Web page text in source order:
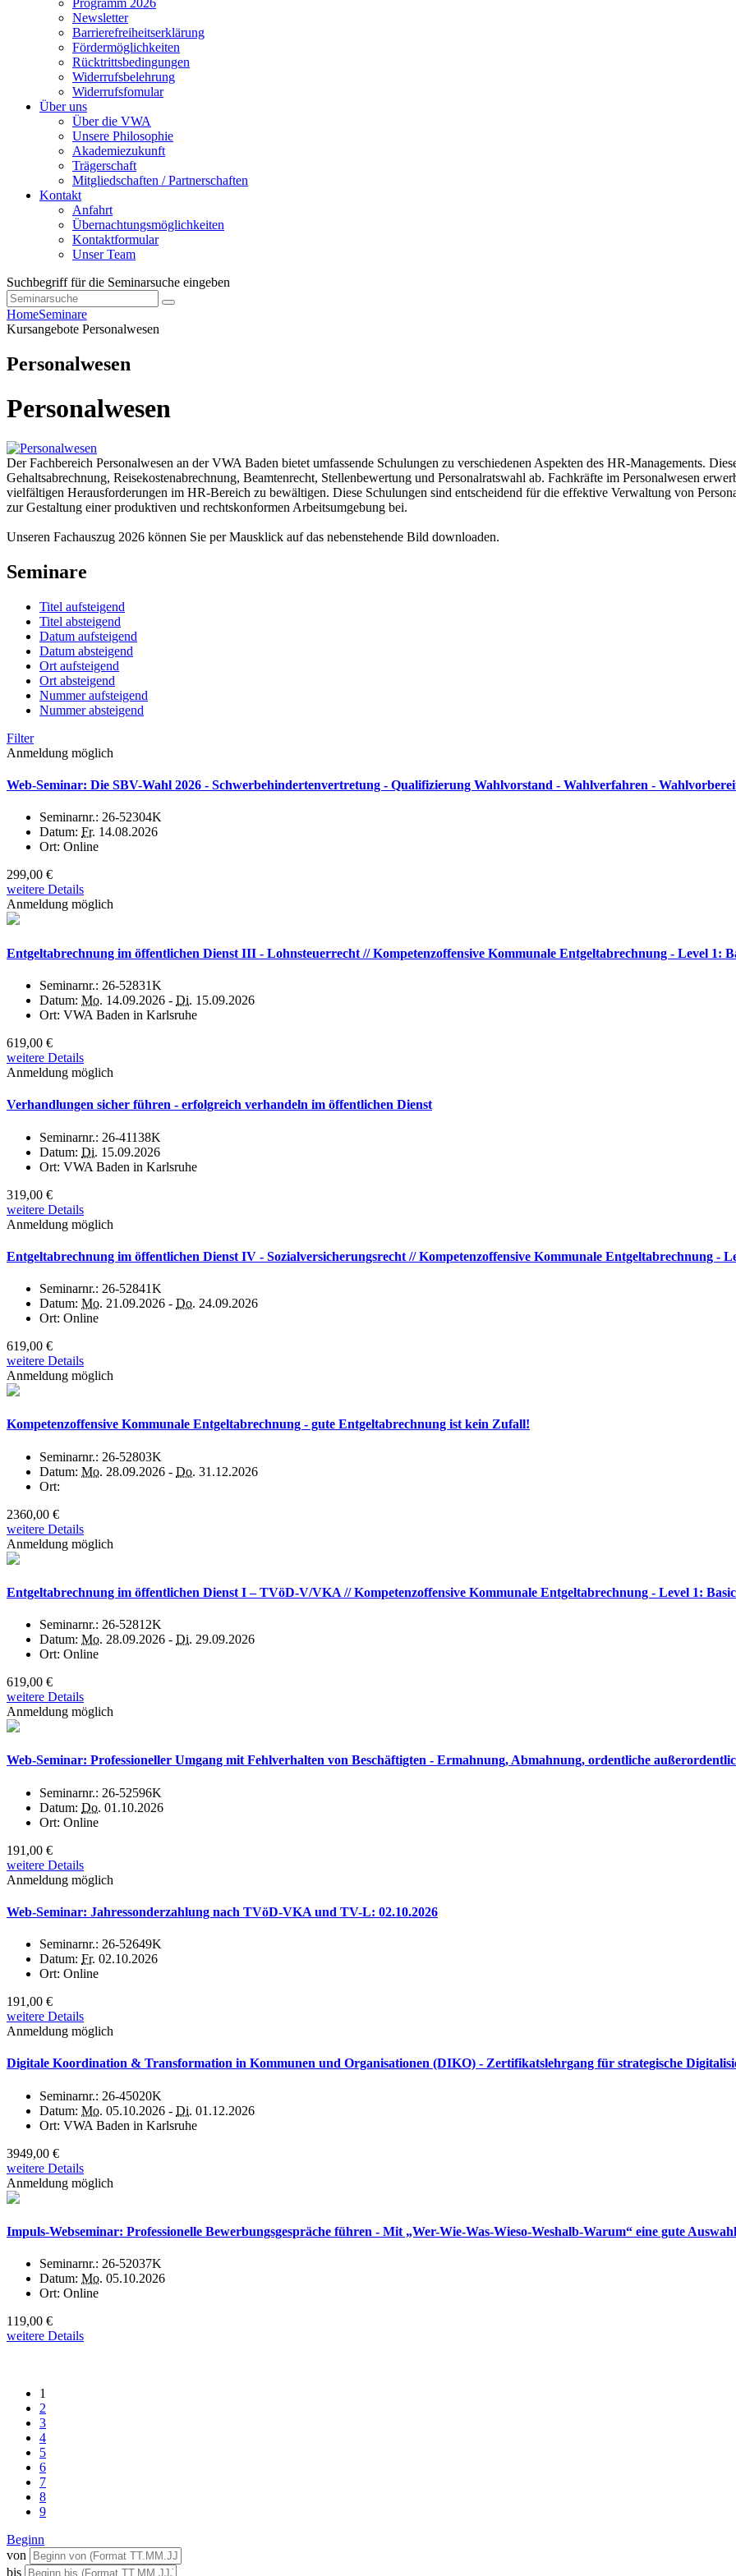
Programm 2026
Newsletter
Barrierefreiheitserklärung
Fördermöglichkeiten
Rücktrittsbedingungen
Widerrufsbelehrung
Widerrufsfomular
Über uns
Über die VWA
Unsere Philosophie
Akademiezukunft
Trägerschaft
Mitgliedschaften / Partnerschaften
Kontakt
Anfahrt
Übernachtungsmöglichkeiten
Kontaktformular
Unser Team
Suchbegriff für die Seminarsuche eingeben
HomeSeminare
Kursangebote Personalwesen
Personalwesen
Personalwesen
Der Fachbereich Personalwesen an der VWA Baden bietet umfassende Schulungen zu verschiedenen Aspekten des HR-Managements.
Gehaltsabrechnung, Reisekostenabrechnung, Beamtenrecht, Stellenbewertung und Personalratswahl ab. Fachkräfte im Personalwesen
vielfältigen Herausforderungen im HR-Bereich zu bewältigen. Diese Schulungen sind entscheidend für die effektive Verwaltung von
zur Gestaltung einer produktiven und rechtskonformen Arbeitsumgebung bei.
Unseren Fachauszug 2026 können Sie per Mausklick auf das nebenstehende Bild downloaden.
Seminare
Titel aufsteigend
Titel absteigend
Datum aufsteigend
Datum absteigend
Ort aufsteigend
Ort absteigend
Nummer aufsteigend
Nummer absteigend
Filter
Anmeldung möglich
Web-Seminar: Die SBV-Wahl 2026 - Schwerbehindertenvertretung - Qualifizierung Wahlvorstand - Wahlverfahren -
Seminarnr.: 26-52304K
Datum: Fr. 14.08.2026
Ort: Online
299,00 €
weitere Details
Anmeldung möglich
Entgeltabrechnung im öffentlichen Dienst III - Lohnsteuerrecht // Kompetenzoffensive Kommunale Entgeltabrechnung - Level 1:
Seminarnr.: 26-52831K
Datum: Mo. 14.09.2026 - Di. 15.09.2026
Ort: VWA Baden in Karlsruhe
619,00 €
weitere Details
Anmeldung möglich
Verhandlungen sicher führen - erfolgreich verhandeln im öffentlichen Dienst
Seminarnr.: 26-41138K
Datum: Di. 15.09.2026
Ort: VWA Baden in Karlsruhe
319,00 €
weitere Details
Anmeldung möglich
Entgeltabrechnung im öffentlichen Dienst IV - Sozialversicherungsrecht // Kompetenzoffensive Kommunale Entgeltabrechnung -
Seminarnr.: 26-52841K
Datum: Mo. 21.09.2026 - Do. 24.09.2026
Ort: Online
619,00 €
weitere Details
Anmeldung möglich
Kompetenzoffensive Kommunale Entgeltabrechnung - gute Entgeltabrechnung ist kein Zufall!
Seminarnr.: 26-52803K
Datum: Mo. 28.09.2026 - Do. 31.12.2026
Ort:
2360,00 €
weitere Details
Anmeldung möglich
Entgeltabrechnung im öffentlichen Dienst I – TVöD-V/VKA // Kompetenzoffensive Kommunale Entgeltabrechnung - Level 1: Basic
Seminarnr.: 26-52812K
Datum: Mo. 28.09.2026 - Di. 29.09.2026
Ort: Online
619,00 €
weitere Details
Anmeldung möglich
Web-Seminar: Professioneller Umgang mit Fehlverhalten von Beschäftigten - Ermahnung, Abmahnung, ordentliche
Seminarnr.: 26-52596K
Datum: Do. 01.10.2026
Ort: Online
191,00 €
weitere Details
Anmeldung möglich
Web-Seminar: Jahressonderzahlung nach TVöD-VKA und TV-L: 02.10.2026
Seminarnr.: 26-52649K
Datum: Fr. 02.10.2026
Ort: Online
191,00 €
weitere Details
Anmeldung möglich
Digitale Koordination & Transformation in Kommunen und Organisationen (DIKO) - Zertifikatslehrgang für strategische
Seminarnr.: 26-45020K
Datum: Mo. 05.10.2026 - Di. 01.12.2026
Ort: VWA Baden in Karlsruhe
3949,00 €
weitere Details
Anmeldung möglich
Impuls-Webseminar: Professionelle Bewerbungsgespräche führen - Mit „Wer-Wie-Was-Wieso-Weshalb-Warum“ eine gute
Seminarnr.: 26-52037K
Datum: Mo. 05.10.2026
Ort: Online
119,00 €
weitere Details
1
2
3
4
5
6
7
8
9
Beginn
von
bis